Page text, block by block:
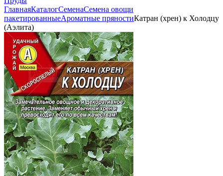
ГлавнаяКаталогСеменаСемена овощи
пакетированныеАроматные пряностиКатран (хрен) к Холодцу
(Аэлита)